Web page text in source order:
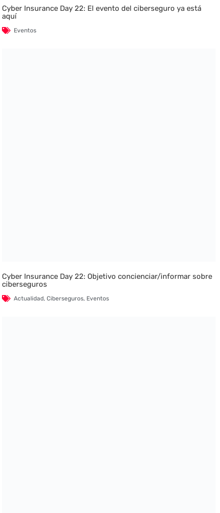
Cyber Insurance Day 22: El evento del ciberseguro ya está
aquí
Eventos
Cyber Insurance Day 22: Objetivo concienciar/informar sobre
ciberseguros
Actualidad,Ciberseguros, Eventos